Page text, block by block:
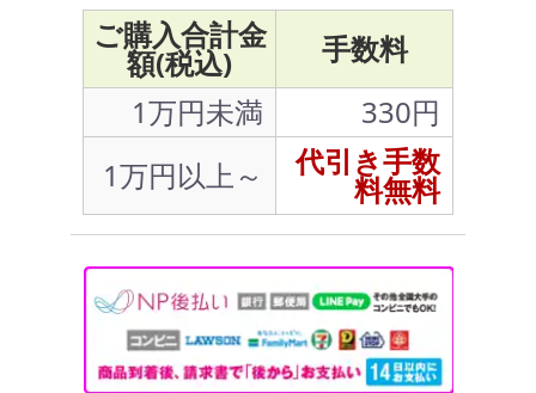
ご購入合計金
額(税込)
手数料
1万円未満
330円
1万円以上～
代引き手数
料無料